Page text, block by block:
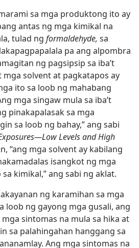
sa mga produktong ito ay
antas ng mga kimikal na
tulad ng formaldehyde, sa
pa ang alpombra
ng pagsipsip sa iba’t
solvent at pagkatapos ay
ito sa loob ng mahabang
mga singaw mula sa iba’t
pinakapalasak sa mga
sa loob ng bahay,” ang sabi
Levels and High
“ang mga solvent ay kabilang
isangkot ng mga
kimikal,” ang sabi ng aklat.
ng karamihan sa mga
loob ng gayong mga gusali, ang
sintomas na mula sa hika at
sa palahingahan hanggang sa
Ang mga sintomas na